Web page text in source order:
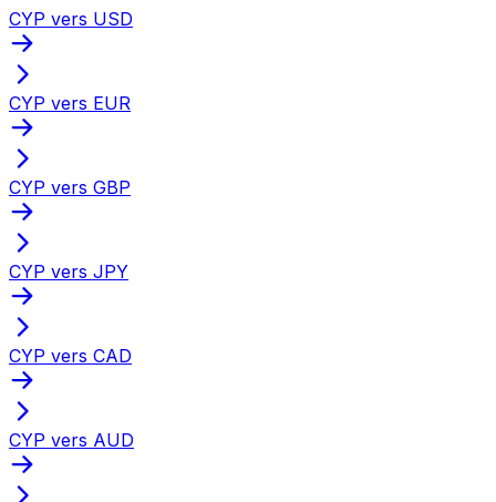
CYP vers USD
CYP vers EUR
CYP vers GBP
CYP vers JPY
CYP vers CAD
CYP vers AUD